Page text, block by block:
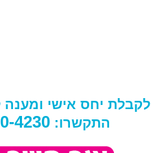
לקבלת יחס אישי ומענה
התקשרו: 4230